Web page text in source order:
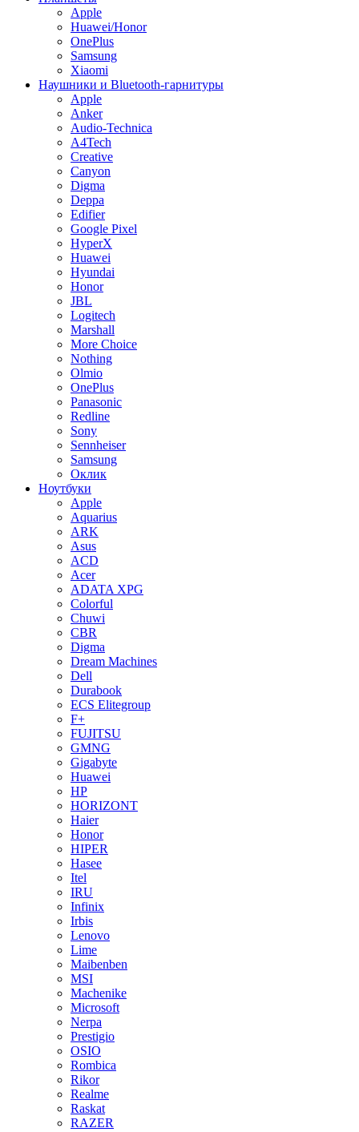
Apple
Huawei/Honor
OnePlus
Samsung
Xiaomi
Наушники и Bluetooth-гарнитуры
Apple
Anker
Audio-Technica
A4Tech
Creative
Canyon
Digma
Deppa
Edifier
Google Pixel
HyperX
Huawei
Hyundai
Honor
JBL
Logitech
Marshall
More Choice
Nothing
Olmio
OnePlus
Panasonic
Redline
Sony
Sennheiser
Samsung
Оклик
Ноутбуки
Apple
Aquarius
ARK
Asus
ACD
Acer
ADATA XPG
Colorful
Chuwi
CBR
Digma
Dream Machines
Dell
Durabook
ECS Elitegroup
F+
FUJITSU
GMNG
Gigabyte
Huawei
HP
HORIZONT
Haier
Honor
HIPER
Hasee
Itel
IRU
Infinix
Irbis
Lenovo
Lime
Maibenben
MSI
Machenike
Microsoft
Nerpa
Prestigio
OSIO
Rombica
Rikor
Realme
Raskat
RAZER